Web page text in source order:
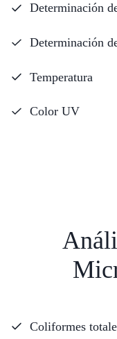
Determinación
Determinación
Temperatura
Color UV
Coliformes